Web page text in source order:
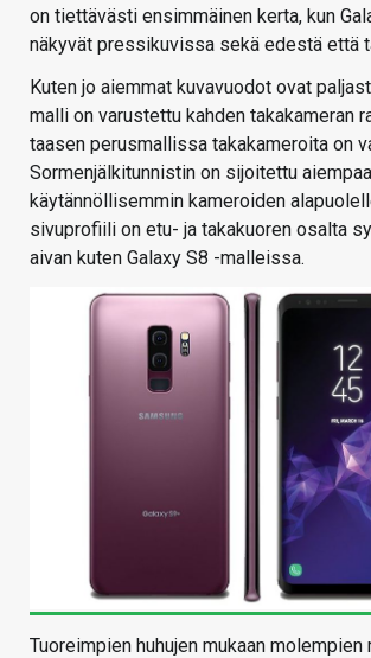
on tiettävästi ensimmäinen kerta, kun
näkyvät pressikuvissa sekä edestä että
Kuten jo aiemmat kuvavuodot ovat
malli on varustettu kahden takakameran
taasen perusmallissa takakameroita on
Sormenjälkitunnistin on sijoitettu aiempaa
käytännöllisemmin kameroiden
sivuprofiili on etu- ja takakuoren osalta
aivan kuten Galaxy S8 -malleissa.
Tuoreimpien huhujen mukaan molempien